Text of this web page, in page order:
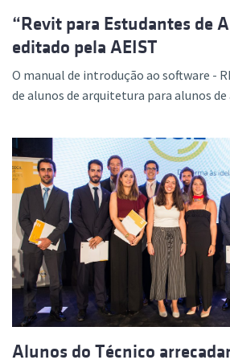
“Revit para Estudantes de
editado pela AEIST
O manual de introdução ao software -
de alunos de arquitetura para alunos de
Alunos do Técnico